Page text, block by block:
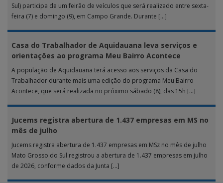
Sul) participa de um feirão de veículos que será realizado entre sexta-
feira (7) e domingo (9), em Campo Grande. Durante […]
Casa do Trabalhador de Aquidauana leva serviços e
orientações ao programa Meu Bairro Acontece
A população de Aquidauana terá acesso aos serviços da Casa do
Trabalhador durante mais uma edição do programa Meu Bairro
Acontece, que será realizada no próximo sábado (8), das 15h […]
Jucems registra abertura de 1.437 empresas em MS no
mês de julho
Jucems registra abertura de 1.437 empresas em MSz no mês de julho
Mato Grosso do Sul registrou a abertura de 1.437 empresas em julho
de 2026, conforme dados da Junta […]